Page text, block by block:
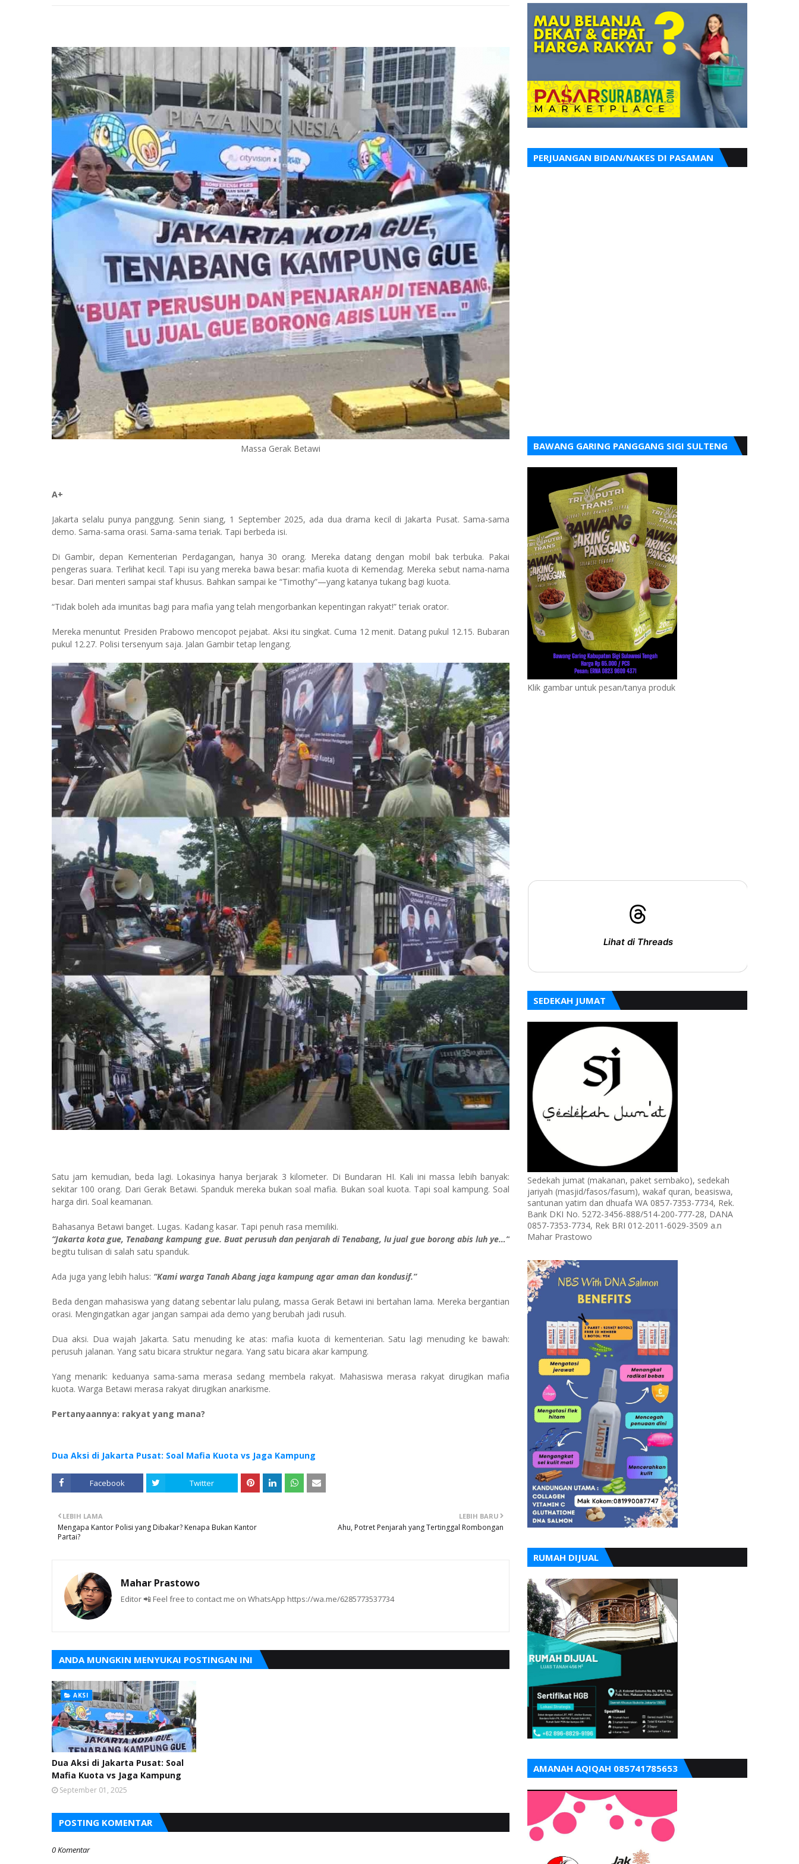
Massa Gerak Betawi
A+
Jakarta selalu punya panggung. Senin siang, 1 September 2025, ada dua drama kecil di Jakarta Pusat. Sama-sama
demo. Sama-sama orasi. Sama-sama teriak. Tapi berbeda isi.
Di Gambir, depan Kementerian Perdagangan, hanya 30 orang. Mereka datang dengan mobil bak terbuka. Pakai
pengeras suara. Terlihat kecil. Tapi isu yang mereka bawa besar: mafia kuota di Kemendag. Mereka sebut nama-nama
besar. Dari menteri sampai staf khusus. Bahkan sampai ke “Timothy”—yang katanya tukang bagi kuota.
“Tidak boleh ada imunitas bagi para mafia yang telah mengorbankan kepentingan rakyat!” teriak orator.
Mereka menuntut Presiden Prabowo mencopot pejabat. Aksi itu singkat. Cuma 12 menit. Datang pukul 12.15. Bubaran
pukul 12.27. Polisi tersenyum saja. Jalan Gambir tetap lengang.
Satu jam kemudian, beda lagi. Lokasinya hanya berjarak 3 kilometer. Di Bundaran HI. Kali ini massa lebih banyak:
sekitar 100 orang. Dari Gerak Betawi. Spanduk mereka bukan soal mafia. Bukan soal kuota. Tapi soal kampung. Soal
harga diri. Soal keamanan.
Bahasanya Betawi banget. Lugas. Kadang kasar. Tapi penuh rasa memiliki.
“Jakarta kota gue, Tenabang kampung gue. Buat perusuh dan penjarah di Tenabang, lu jual gue borong abis luh ye…”
begitu tulisan di salah satu spanduk.
Ada juga yang lebih halus: “Kami warga Tanah Abang jaga kampung agar aman dan kondusif.”
Beda dengan mahasiswa yang datang sebentar lalu pulang, massa Gerak Betawi ini bertahan lama. Mereka bergantian
orasi. Mengingatkan agar jangan sampai ada demo yang berubah jadi rusuh.
Dua aksi. Dua wajah Jakarta. Satu menuding ke atas: mafia kuota di kementerian. Satu lagi menuding ke bawah:
perusuh jalanan. Yang satu bicara struktur negara. Yang satu bicara akar kampung.
Yang menarik: keduanya sama-sama merasa sedang membela rakyat. Mahasiswa merasa rakyat dirugikan mafia
kuota. Warga Betawi merasa rakyat dirugikan anarkisme.
Pertanyaannya: rakyat yang mana?
Dua Aksi di Jakarta Pusat: Soal Mafia Kuota vs Jaga Kampung
Facebook Twitter
LEBIH BARU
Ahu, Potret Penjarah yang Tertinggal Rombongan
LEBIH LAMA
Mengapa Kantor Polisi yang Dibakar? Kenapa Bukan Kantor
Partai?
Mahar Prastowo
Editor 📲 Feel free to contact me on WhatsApp https://wa.me/6285773537734
ANDA MUNGKIN MENYUKAI POSTINGAN INI
AKSI
Dua Aksi di Jakarta Pusat: Soal
Mafia Kuota vs Jaga Kampung
September 01, 2025
POSTING KOMENTAR
0 Komentar
PERJUANGAN BIDAN/NAKES DI PASAMAN
BAWANG GARING PANGGANG SIGI SULTENG
Klik gambar untuk pesan/tanya produk
Lihat di Threads
SEDEKAH JUMAT
Sedekah jumat (makanan, paket sembako), sedekah
jariyah (masjid/fasos/fasum), wakaf quran, beasiswa,
santunan yatim dan dhuafa WA 0857-7353-7734, Rek.
Bank DKI No. 5272-3456-888/514-200-777-28, DANA
0857-7353-7734, Rek BRI 012-2011-6029-3509 a.n
Mahar Prastowo
RUMAH DIJUAL
AMANAH AQIQAH 085741785653